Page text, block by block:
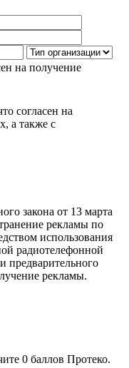
на получение
согласен на
а также с
закона от 13 марта
рекламы по
использования
радиотелефонной
предварительного
рекламы.
0 баллов Протеко.